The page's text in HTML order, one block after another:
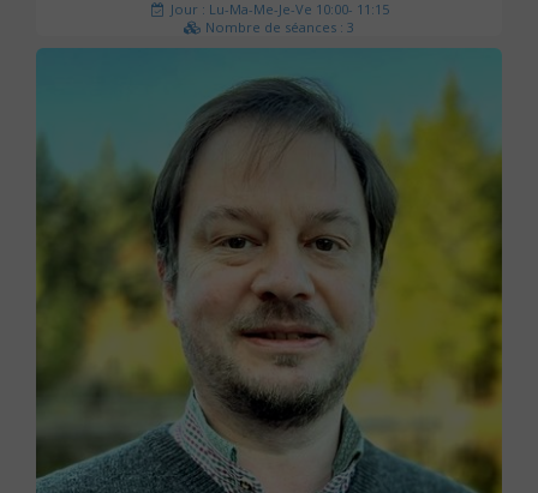
Jour : Lu-Ma-Me-Je-Ve 10:00- 11:15
Nombre de séances : 3
30 €